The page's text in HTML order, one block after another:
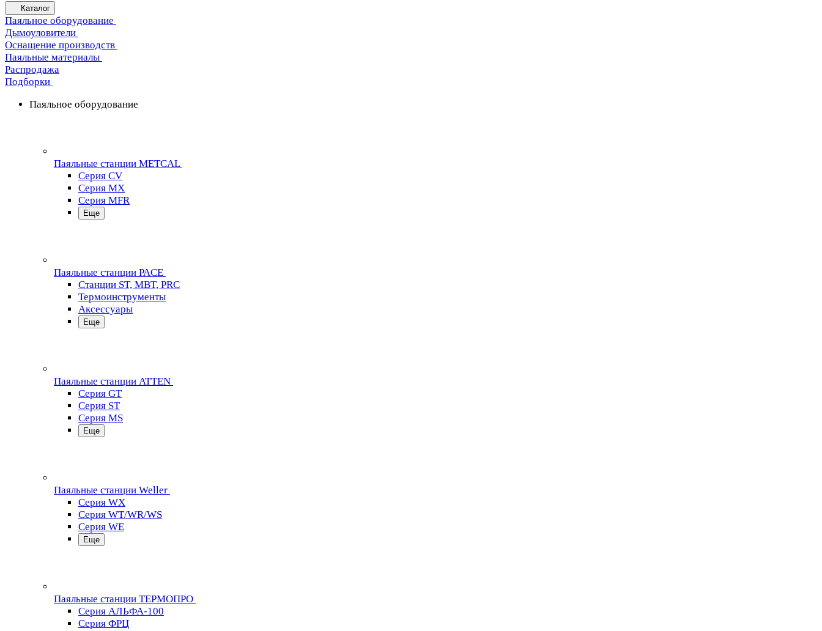
Каталог
Паяльное оборудование
Дымоуловители
Оснащение производств
Паяльные материалы
Распродажа
Подборки
Паяльное оборудование
Паяльные станции METCAL
Серия CV
Серия MX
Серия MFR
Еще
Паяльные станции PACE
Станции ST, MBT, PRC
Термоинструменты
Аксессуары
Еще
Паяльные станции ATTEN
Серия GT
Серия ST
Серия MS
Еще
Паяльные станции Weller
Серия WX
Серия WT/WR/WS
Серия WE
Еще
Паяльные станции ТЕРМОПРО
Серия АЛЬФА-100
Серия ФРЦ